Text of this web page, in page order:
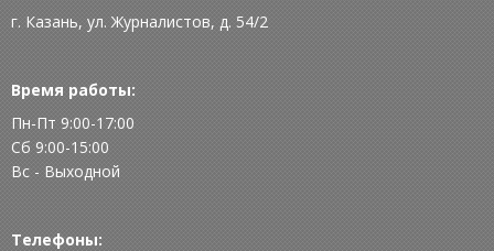
г. Казань, ул. Журналистов, д. 54/2
Время работы:
Пн-Пт 9:00-17:00
Сб 9:00-15:00
Вс - Выходной
Телефоны: